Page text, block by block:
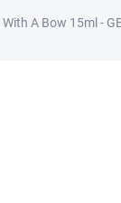
A Bow 15ml -